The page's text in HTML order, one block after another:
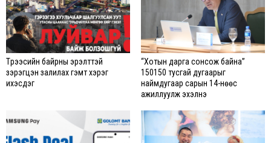
Түрээсийн байрны эрэлттэй
зэрэгцэн залилах гэмт хэрэг
ихэсдэг
“Хотын дарга сонсож байна”
150150 тусгай дугаарыг
наймдугаар сарын 14-нөөс
ажиллуулж эхэлнэ